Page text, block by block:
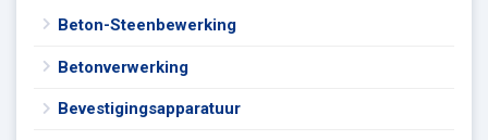
Beton-Steenbewerking
Betonverwerking
Bevestigingsapparatuur